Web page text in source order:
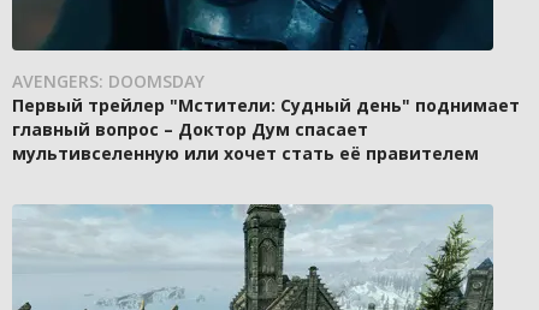
AVENGERS: DOOMSDAY
Первый трейлер "Мстители: Судный день" поднимает
главный вопрос – Доктор Дум спасает
мультивселенную или хочет стать её правителем